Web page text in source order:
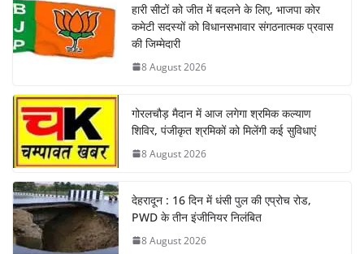
हारी सीटों को जीत में बदलने के लिए, भाजपा कोर
कमेटी सदस्यों को विधानसभावार संगठनात्मक प्रवास
की जिम्मेदारी
8 August 2026
गोरलचौड़ मैदान में आज लगेगा श्रमिक कल्याण
शिविर, पंजीकृत श्रमिकों को मिलेंगी कई सुविधाएं
8 August 2026
देहरादून : 16 दिन में धंसी पुल की एप्रोच रोड,
PWD के तीन इंजीनियर निलंबित
8 August 2026